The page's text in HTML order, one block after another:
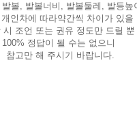
볼, 발볼너비, 발볼둘레, 발등높
인차에 따라약간씩 차이가 있을
시 조언 또는 권유 정도만 드릴 뿐
100% 정답이 될 수는 없으니
참고만 해 주시기 바랍니다.